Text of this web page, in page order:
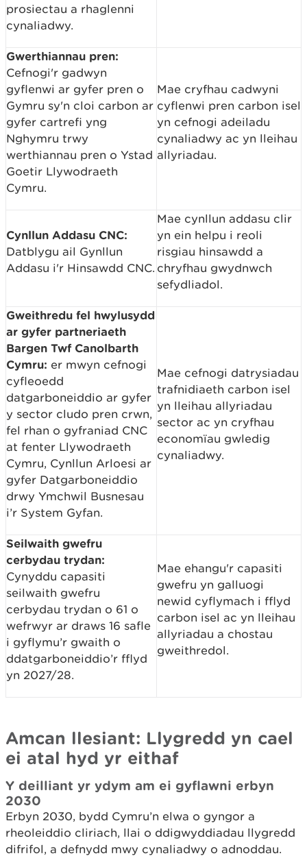
prosiectau a rhaglenni
cynaliadwy.
Gwerthiannau pren:
Cefnogi'r gadwyn
gyflenwi ar gyfer pren o
Gymru sy'n cloi carbon ar
gyfer cartrefi yng
Nghymru trwy
werthiannau pren o Ystad
Goetir Llywodraeth
Cymru.
Mae cryfhau cadwyni
cyflenwi pren carbon isel
yn cefnogi adeiladu
cynaliadwy ac yn lleihau
allyriadau.
Cynllun Addasu CNC:
Datblygu ail Gynllun
Addasu i'r Hinsawdd CNC.
Mae cynllun addasu clir
yn ein helpu i reoli
risgiau hinsawdd a
chryfhau gwydnwch
sefydliadol.
Gweithredu fel hwylusydd
ar gyfer partneriaeth
Bargen Twf Canolbarth
Cymru: er mwyn cefnogi
cyfleoedd
datgarboneiddio ar gyfer
y sector cludo pren crwn,
fel rhan o gyfraniad CNC
at fenter Llywodraeth
Cymru, Cynllun Arloesi ar
gyfer Datgarboneiddio
drwy Ymchwil Busnesau
i’r System Gyfan.
Mae cefnogi datrysiadau
trafnidiaeth carbon isel
yn lleihau allyriadau
sector ac yn cryfhau
economïau gwledig
cynaliadwy.
Seilwaith gwefru
cerbydau trydan:
Cynyddu capasiti
seilwaith gwefru
cerbydau trydan o 61 o
wefrwyr ar draws 16 safle
i gyflymu’r gwaith o
ddatgarboneiddio’r fflyd
yn 2027/28.
Mae ehangu'r capasiti
gwefru yn galluogi
newid cyflymach i fflyd
carbon isel ac yn lleihau
allyriadau a chostau
gweithredol.
Amcan llesiant: Llygredd yn cael
ei atal hyd yr eithaf
Y deilliant yr ydym am ei gyflawni erbyn
2030
Erbyn 2030, bydd Cymru’n elwa o gyngor a
rheoleiddio cliriach, llai o ddigwyddiadau llygredd
difrifol, a defnydd mwy cynaliadwy o adnoddau.